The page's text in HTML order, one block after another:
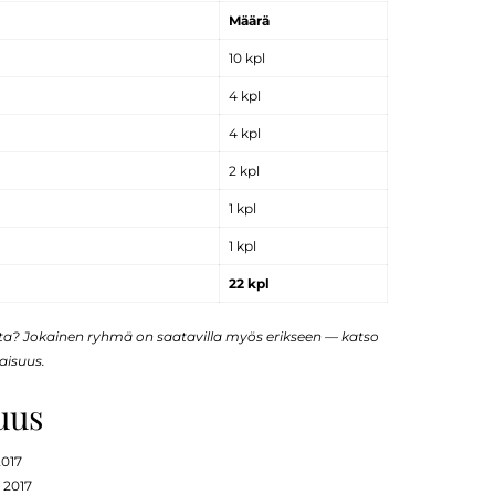
Määrä
10 kpl
4 kpl
4 kpl
2 kpl
1 kpl
1 kpl
22 kpl
Jokainen ryhmä on saatavilla myös erikseen — katso
2017